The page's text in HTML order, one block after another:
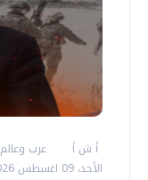
أ ش أ
عرب وعالم
الأحد، 09 اغسطس 2026 03:59 م